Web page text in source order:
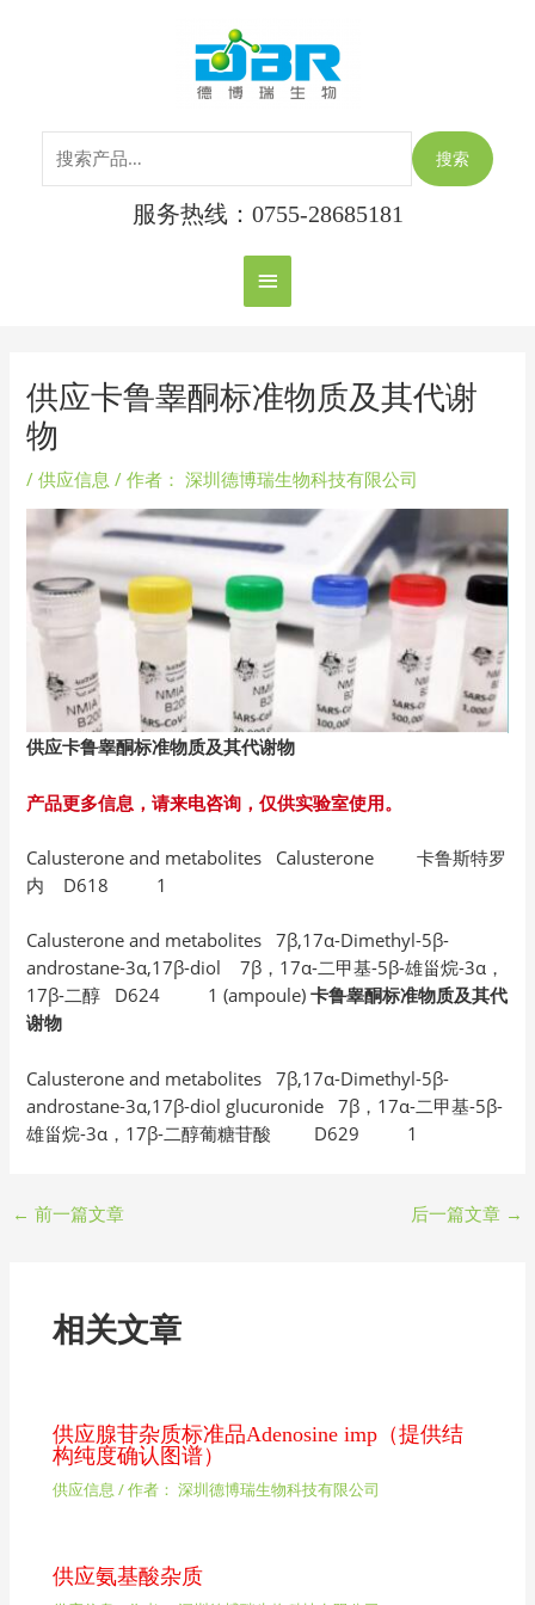
主
菜
单
搜索
服务热线：0755-28685181
供应卡鲁睾酮标准物质及其代谢
物
/供应信息 / 作者： 深圳德博瑞生物科技有限公司
供应卡鲁睾酮标准物质及其代谢物
产品更多信息，请来电咨询，仅供实验室使用。
Calusterone and metabolites Calusterone 卡鲁斯特罗
内 D618 1
Calusterone and metabolites 7β,17α-Dimethyl-5β-
androstane-3α,17β-diol 7β，17α-二甲基-5β-雄甾烷-3α，
17β-二醇 D624 1 (ampoule)卡鲁睾酮标准物质及其代
谢物
Calusterone and metabolites 7β,17α-Dimethyl-5β-
androstane-3α,17β-diol glucuronide 7β，17α-二甲基-5β-
雄甾烷-3α，17β-二醇葡糖苷酸 D629 1
← 前一篇文章 后一篇文章 →
相关文章
供应腺苷杂质标准品Adenosine imp（提供结
构纯度确认图谱）
供应信息 / 作者： 深圳德博瑞生物科技有限公司
供应氨基酸杂质